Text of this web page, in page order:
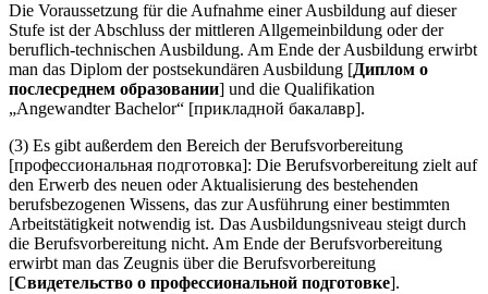
Die Voraussetzung für die Aufnahme einer Ausbildung auf dieser
Stufe ist der Abschluss der mittleren Allgemeinbildung oder der
beruflich-technischen Ausbildung. Am Ende der Ausbildung erwirbt
man das Diplom der postsekundären Ausbildung [Диплом о
послесреднем образовании] und die Qualifikation
„Angewandter Bachelor“ [прикладной бакалавр].
(3) Es gibt außerdem den Bereich der Berufsvorbereitung
[профессиональная подготовка]: Die Berufsvorbereitung zielt auf
den Erwerb des neuen oder Aktualisierung des bestehenden
berufsbezogenen Wissens, das zur Ausführung einer bestimmten
Arbeitstätigkeit notwendig ist. Das Ausbildungsniveau steigt durch
die Berufsvorbereitung nicht. Am Ende der Berufsvorbereitung
erwirbt man das Zeugnis über die Berufsvorbereitung
[Свидетельство о профессиональной подготовке].